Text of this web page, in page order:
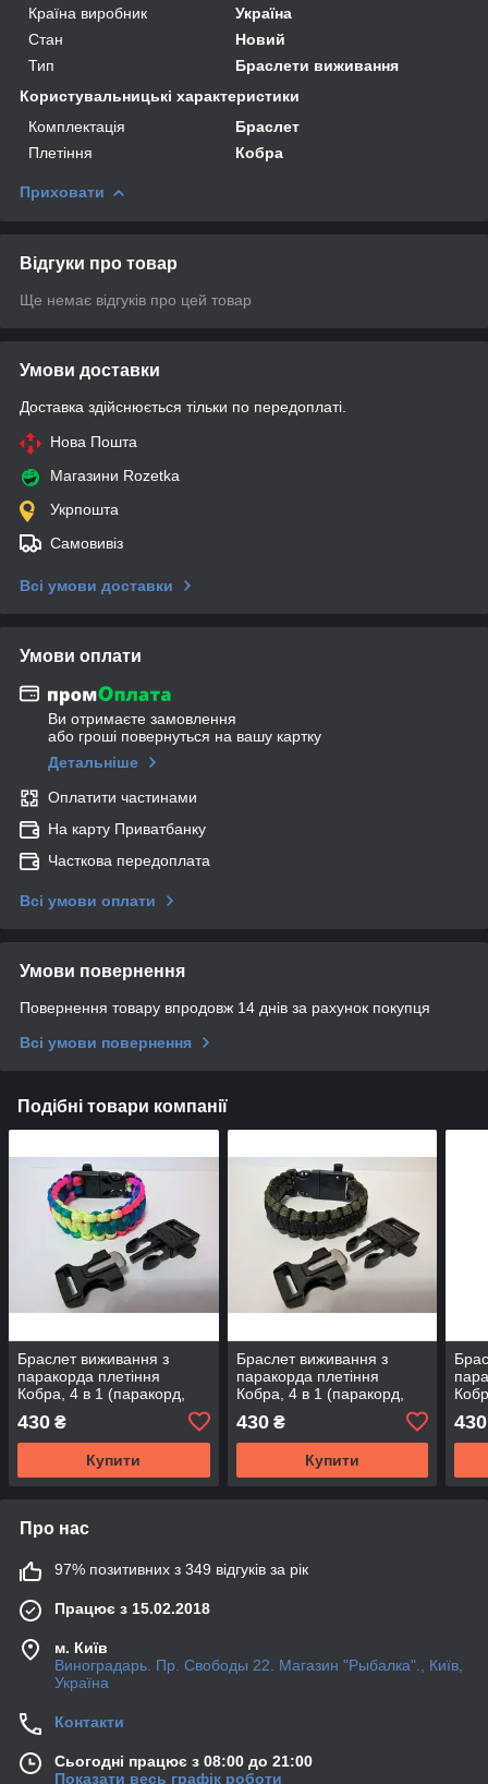
Країна виробник
Україна
Стан
Новий
Тип
Браслети виживання
Користувальницькі характеристики
Комплектація
Браслет
Плетіння
Кобра
Приховати
Відгуки про товар
Ще немає відгуків про цей товар
Умови доставки
Доставка здійснюється тільки по передоплаті.
Нова Пошта
Магазини Rozetka
Укрпошта
Самовивіз
Всі умови доставки
Умови оплати
Ви отримаєте замовлення
або гроші повернуться на вашу картку
Детальніше
Оплатити частинами
На карту Приватбанку
Часткова передоплата
Всі умови оплати
Умови повернення
Повернення товару впродовж 14 днів за рахунок покупця
Всі умови повернення
Подібні товари компанії
Браслет виживання з
паракорда плетіння
Кобра, 4 в 1 (паракорд,
кресало-кресало, свисток,
ріжуча кромка)
430 ₴
Купити
Браслет виживання з
паракорда плетіння
Кобра, 4 в 1 (паракорд,
кресало-кресало, свисток,
ріжуча кромка)
430₴
Купити
430
Про нас
97% позитивних з 349 відгуків за рік
Працює з 15.02.2018
м. Київ
Виноградарь. Пр. Свободы 22. Магазин "Рыбалка"., Київ,
Україна
Контакти
Сьогодні працює з 08:00 до 21:00
Показати весь графік роботи